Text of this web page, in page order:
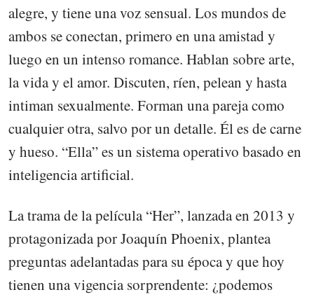
alegre, y tiene una voz sensual. Los mundos de
ambos se conectan, primero en una amistad y
luego en un intenso romance. Hablan sobre arte,
la vida y el amor. Discuten, ríen, pelean y hasta
intiman sexualmente. Forman una pareja como
cualquier otra, salvo por un detalle. Él es de carne
y hueso. “Ella” es un sistema operativo basado en
inteligencia artificial.
La trama de la película “Her”, lanzada en 2013 y
protagonizada por Joaquín Phoenix, plantea
preguntas adelantadas para su época y que hoy
tienen una vigencia sorprendente: ¿podemos